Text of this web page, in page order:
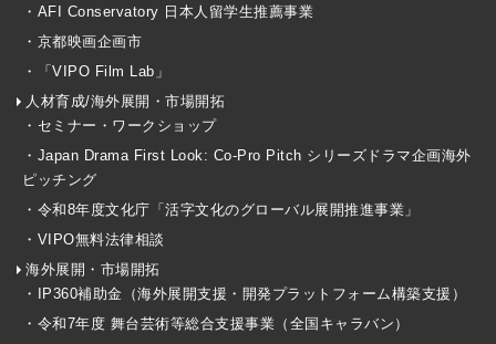
・AFI Conservatory 日本人留学生推薦事業
・京都映画企画市
・「VIPO Film Lab」
人材育成/海外展開・市場開拓
・セミナー・ワークショップ
・Japan Drama First Look: Co-Pro Pitch シリーズドラマ企画海外
ピッチング
・令和8年度文化庁「活字文化のグローバル展開推進事業」
・VIPO無料法律相談
海外展開・市場開拓
・IP360補助金（海外展開支援・開発プラットフォーム構築支援）
・令和7年度 舞台芸術等総合支援事業（全国キャラバン）